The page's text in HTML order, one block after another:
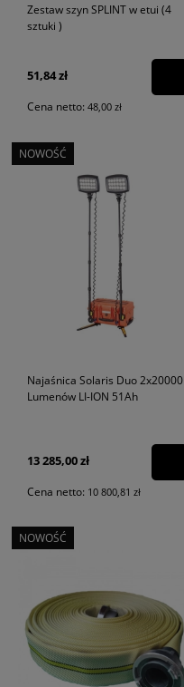
Zestaw szyn SPLINT w etui (4
sztuki )
51,84 zł
Cena netto: 48,00 zł
Najaśnica Solaris Duo 2x20000
Lumenów LI-ION 51Ah
13 285,00 zł
Cena netto: 10 800,81 zł
NOWOŚĆ
NOWOŚĆ